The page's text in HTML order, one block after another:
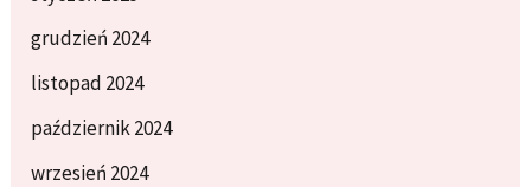
grudzień 2024
listopad 2024
październik 2024
wrzesień 2024